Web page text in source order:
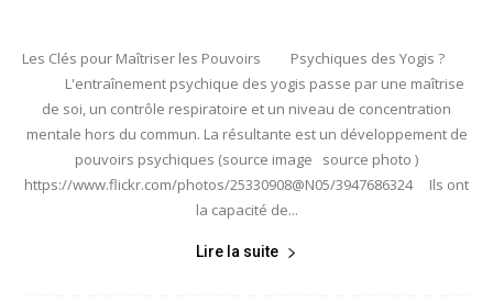
Les Clés pour Maîtriser les Pouvoirs Psychiques des Yogis ?
L'entraînement psychique des yogis passe par une maîtrise
de soi, un contrôle respiratoire et un niveau de concentration
mentale hors du commun. La résultante est un développement de
pouvoirs psychiques (source image source photo )
https://www.flickr.com/photos/25330908@N05/3947686324 Ils ont
la capacité de...
Lire la suite